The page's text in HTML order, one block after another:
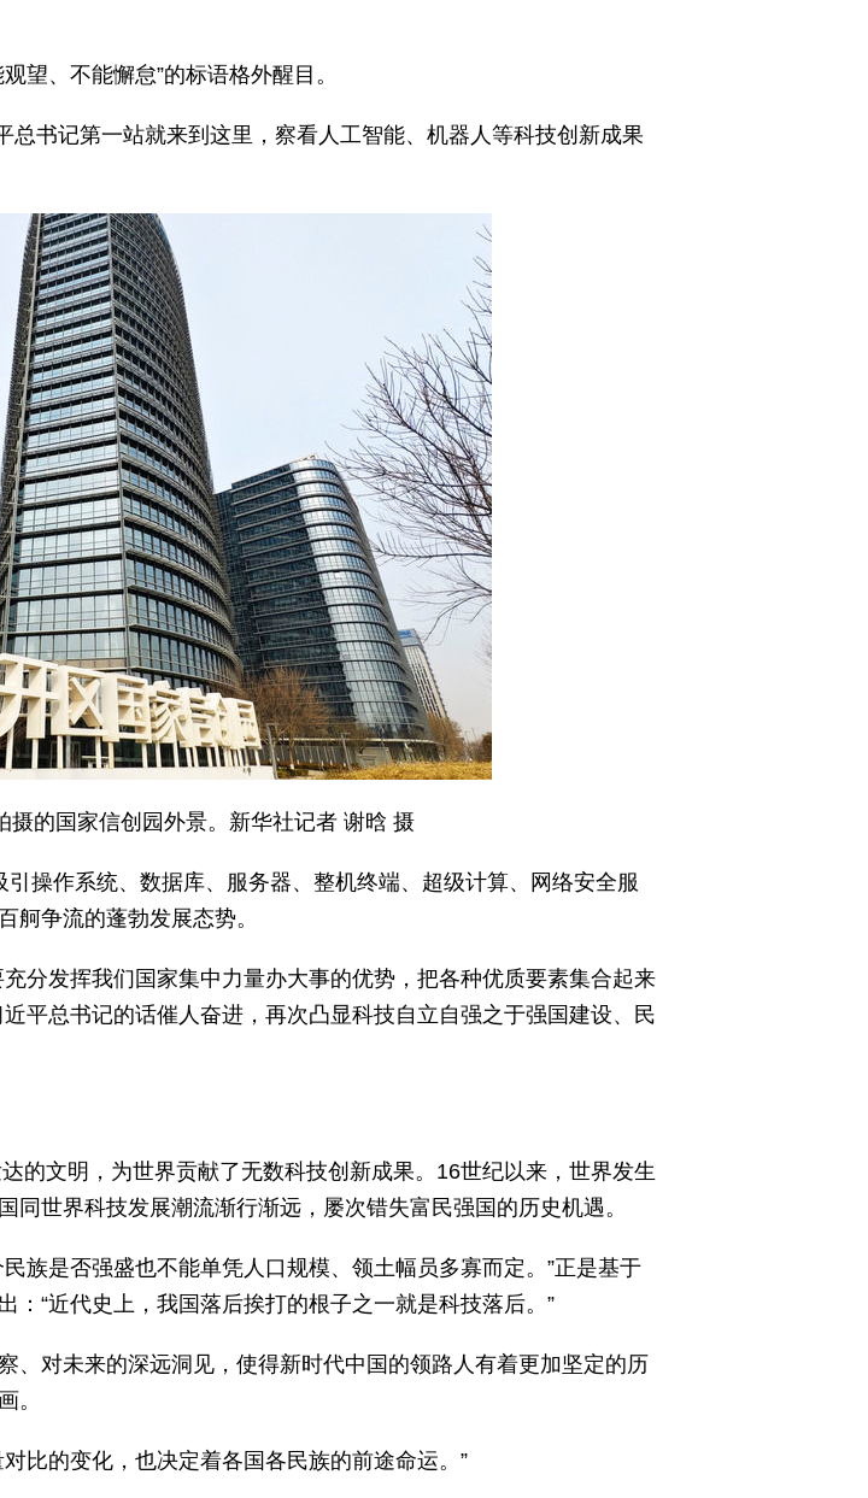
望、不能懈怠”的标语格外醒目。
总书记第一站就来到这里，察看人工智能、机器人等科技创新成果
摄的国家信创园外景。新华社记者 谢晗 摄
操作系统、数据库、服务器、整机终端、超级计算、网络安全服
舸争流的蓬勃发展态势。
分发挥我们国家集中力量办大事的优势，把各种优质要素集合起来
平总书记的话催人奋进，再次凸显科技自立自强之于强国建设、民
的文明，为世界贡献了无数科技创新成果。16世纪以来，世界发生
世界科技发展潮流渐行渐远，屡次错失富民强国的历史机遇。
族是否强盛也不能单凭人口规模、领土幅员多寡而定。”正是基于
“近代史上，我国落后挨打的根子之一就是科技落后。”
、对未来的深远洞见，使得新时代中国的领路人有着更加坚定的历
。
比的变化，也决定着各国各民族的前途命运。”